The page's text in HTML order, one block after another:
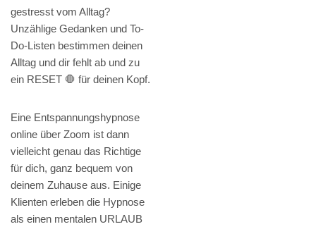
gestresst vom Alltag?
Unzählige Gedanken und To-
Do-Listen bestimmen deinen
Alltag und dir fehlt ab und zu
ein RESET 🛑 für deinen Kopf.
Eine Entspannungshypnose
online über Zoom ist dann
vielleicht genau das Richtige
für dich, ganz bequem von
deinem Zuhause aus. Einige
Klienten erleben die Hypnose
als einen mentalen URLAUB